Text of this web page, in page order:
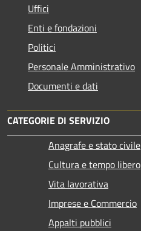
Uffici
Enti e fondazioni
Politici
Personale Amministrativo
Documenti e dati
CATEGORIE DI SERVIZIO
Anagrafe e stato civile
Cultura e tempo libero
Vita lavorativa
Imprese e Commercio
Appalti pubblici